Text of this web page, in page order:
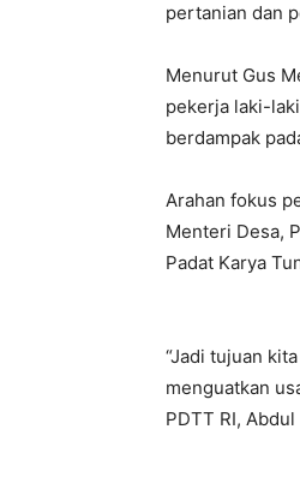
pertanian dan
Menurut Gus
pekerja laki-
berdampak
Arahan fokus
Menteri Desa,
Padat Karya
“Jadi tujuan
menguatkan
PDTT RI,